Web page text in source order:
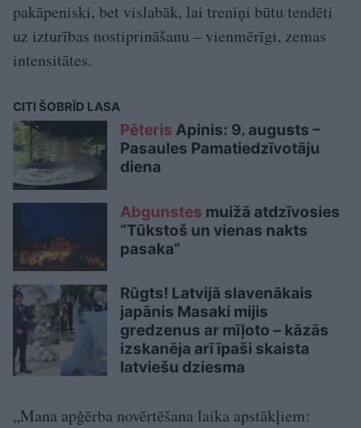
pakāpeniski, bet vislabāk, lai treniņi būtu tendēti
uz izturības nostiprināšanu – vienmērīgi, zemas
intensitātes.
CITI ŠOBRĪD LASA
Pēteris Apinis: 9. augusts –
Pasaules Pamatiedzīvotāju
diena
Abgunstes muižā atdzīvosies
“Tūkstoš un vienas nakts
pasaka”
Rūgts! Latvijā slavenākais
japānis Masaki mijis
gredzenus ar mīļoto – kāzās
izskanēja arī īpaši skaista
latviešu dziesma
„Mana apģērba novērtēšana laika apstākļiem: